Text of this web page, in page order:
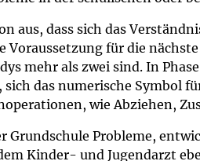
U0-Vorsorge
aus, dass sich das
Voraussetzung für die
mehr als zwei sind. In
das numerische Symbol
wie Abziehen,
Grundschule Probleme,
Kinder- und Jugendarzt